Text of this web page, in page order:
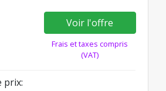
Voir l'offre
Frais et taxes compris
(VAT)
prix: